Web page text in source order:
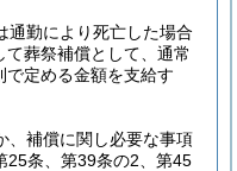
通勤により死亡した場合
葬祭補償として、通常
定める金額を支給す
、補償に関し必要な事項
25条、第39条の2、第45